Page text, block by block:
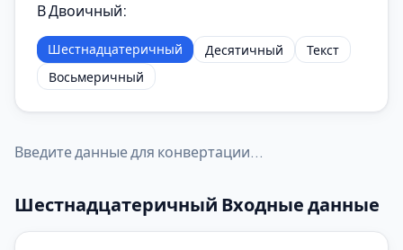
В Двоичный:
Шестнадцатеричный Десятичный
Текст
Восьмеричный
Введите данные для конвертации...
Шестнадцатеричный Входные данные